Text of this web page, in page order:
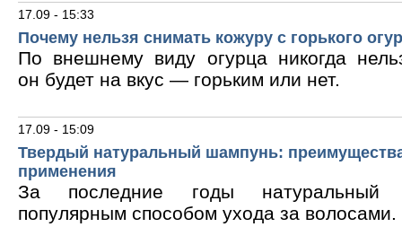
17.09 - 15:33
Почему нельзя снимать кожуру с горького
По внешнему виду огурца никогда
он будет на вкус — горьким или нет.
17.09 - 15:09
Твердый натуральный шампунь:
применения
За последние годы натуральный
популярным способом ухода за волосами.